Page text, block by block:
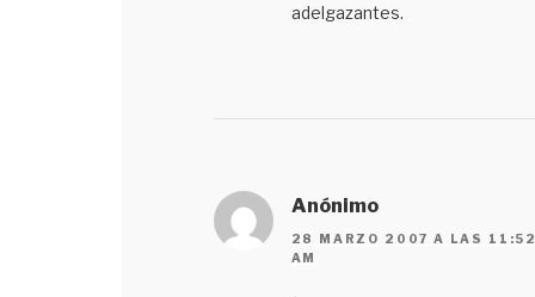
adelgazantes.
Anónimo
28 MARZO 2007 A LAS
AM